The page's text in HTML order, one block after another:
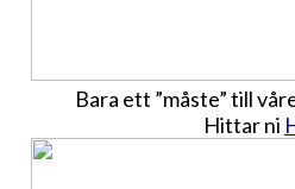
Bara ett ”måste” till
Hittar ni